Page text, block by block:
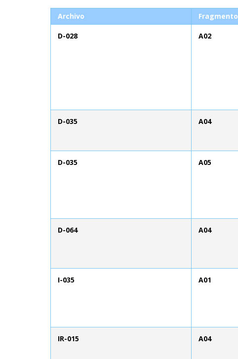
Archivo Fragmento
D-028 A02
D-035 A04
D-035 A05
D-064 A04
I-035 A01
IR-015 A04